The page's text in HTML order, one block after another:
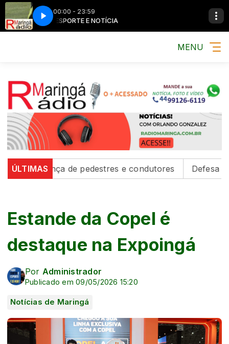
00:00 - 23:59
MÚSICA, ESPORTE E NOTÍCIA MÚSICA,
MÚSICA, ESPORTE E NOTÍCIA MÚSICA,
MENU
ÚLTIMASde pedestres e condutores Defesa Civil
Estande da Copel é
destaque na Expoingá
Por Administrador
Publicado em 09/05/2026 15:20
Notícias de Maringá